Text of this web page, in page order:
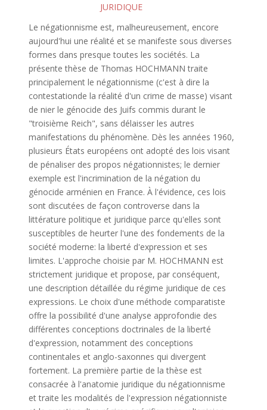
JURIDIQUE
Le négationnisme est, malheureusement, encore
aujourd'hui une réalité et se manifeste sous diverses
formes dans presque toutes les sociétés. La
présente thèse de Thomas HOCHMANN traite
principalement le négationnisme (c'est à dire la
contestationde la réalité d'un crime de masse) visant
de nier le génocide des Juifs commis durant le
"troisième Reich", sans délaisser les autres
manifestations du phénomène. Dès les années 1960,
plusieurs États européens ont adopté des lois visant
de pénaliser des propos négationnistes; le dernier
exemple est l'incrimination de la négation du
génocide arménien en France. À l'évidence, ces lois
sont discutées de façon controverse dans la
littérature politique et juridique parce qu'elles sont
susceptibles de heurter l'une des fondements de la
société moderne: la liberté d'expression et ses
limites. L'approche choisie par M. HOCHMANN est
strictement juridique et propose, par conséquent,
une description détaillée du régime juridique de ces
expressions. Le choix d'une méthode comparatiste
offre la possibilité d'une analyse approfondie des
différentes conceptions doctrinales de la liberté
d'expression, notamment des conceptions
continentales et anglo-saxonnes qui divergent
fortement. La première partie de la thèse est
consacrée à l'anatomie juridique du négationnisme
et traite les modalités de l'expression négationniste